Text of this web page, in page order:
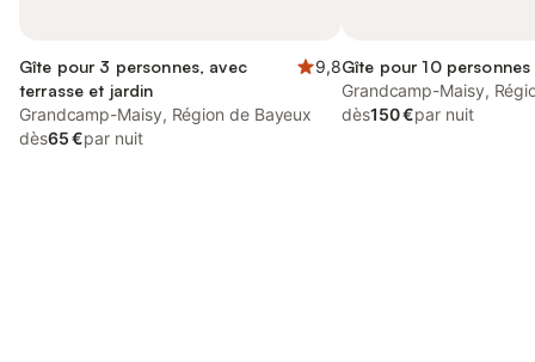
Gîte pour 3 personnes, avec
terrasse et jardin
9,8
Grandcamp-Maisy, Région de Bayeux
dès65 €par nuit
Gîte pour 10 personnes
Grandcamp-Maisy,
dès150 €par nuit